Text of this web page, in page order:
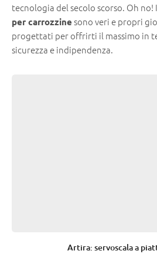
tecnologia del secolo scorso. Oh no!
per carrozzine sono veri e propri
progettati per offrirti il massimo in
sicurezza e indipendenza.
Artira: servoscala a